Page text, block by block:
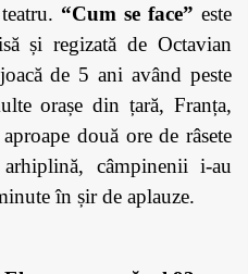
“Cum se face” este
și regizată de Octavian
de 5 ani având peste
orașe din țară, Franța,
două ore de râsete
câmpinenii i-au
în șir de aplauze.